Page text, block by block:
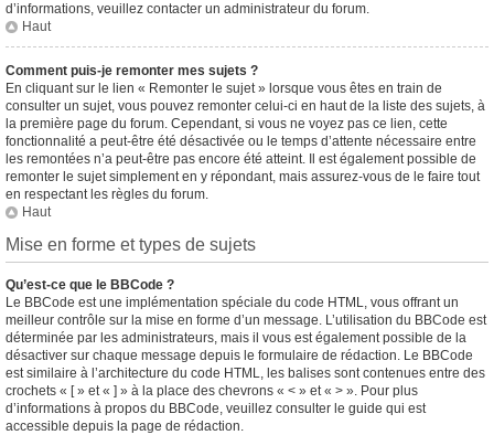
d’informations, veuillez contacter un administrateur du forum.
Haut
Comment puis-je remonter mes sujets ?
En cliquant sur le lien « Remonter le sujet » lorsque vous êtes en train de
consulter un sujet, vous pouvez remonter celui-ci en haut de la liste des sujets, à
la première page du forum. Cependant, si vous ne voyez pas ce lien, cette
fonctionnalité a peut-être été désactivée ou le temps d’attente nécessaire entre
les remontées n’a peut-être pas encore été atteint. Il est également possible de
remonter le sujet simplement en y répondant, mais assurez-vous de le faire tout
en respectant les règles du forum.
Haut
Mise en forme et types de sujets
Qu’est-ce que le BBCode ?
Le BBCode est une implémentation spéciale du code HTML, vous offrant un
meilleur contrôle sur la mise en forme d’un message. L’utilisation du BBCode est
déterminée par les administrateurs, mais il vous est également possible de la
désactiver sur chaque message depuis le formulaire de rédaction. Le BBCode
est similaire à l’architecture du code HTML, les balises sont contenues entre des
crochets « [ » et « ] » à la place des chevrons « < » et « > ». Pour plus
d’informations à propos du BBCode, veuillez consulter le guide qui est
accessible depuis la page de rédaction.